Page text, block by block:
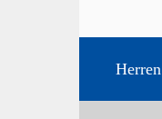
Herren